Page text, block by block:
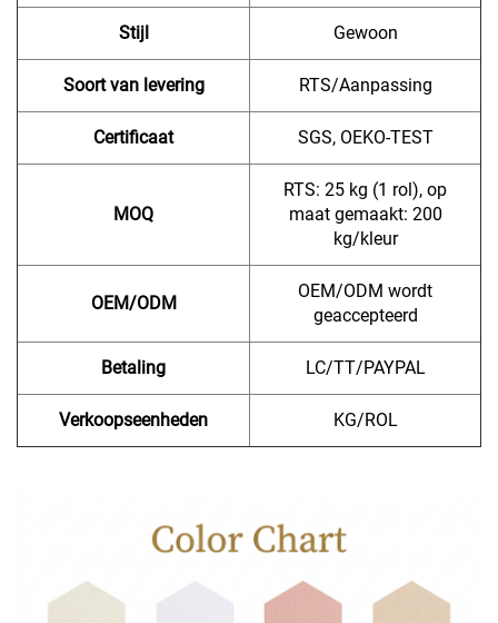
Stijl Gewoon
Soort van levering RTS/Aanpassing
Certificaat SGS, OEKO-TEST
MOQ
RTS: 25 kg (1 rol), op
maat gemaakt: 200
kg/kleur
OEM/ODM
OEM/ODM wordt
geaccepteerd
Betaling LC/TT/PAYPAL
Verkoopseenheden KG/ROL